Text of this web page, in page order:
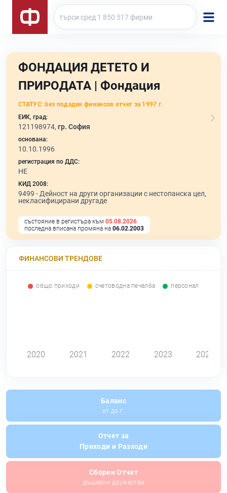
ФОНДАЦИЯ ДЕТЕТО И
ПРИРОДАТА | Фондация
СТАТУС: без подаден финансов отчет за 1997 г.
ЕИК, град:
121198974, гр. София
основана:
10.10.1996
регистрация по ДДС:
НЕ
КИД 2008:
9499 - Дейност на други организации с нестопанска цел,
некласифицирани другаде
състояние в регистъра към 05.08.2026
последна вписана промяна на 06.02.2003
ФИНАНСОВИ ТРЕНДОВЕ
общо приходи счетоводна печалба персонал
2020 2021 2022 2023 2024
Баланс
от до г.
Отчет за
Приходи и Разходи
Сборен Отчет
дъщерни дружества